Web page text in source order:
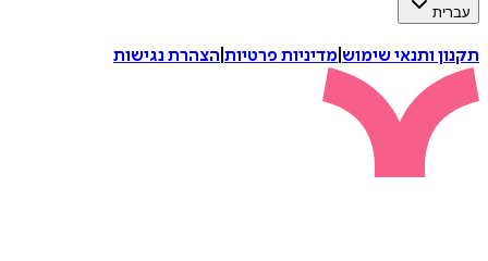
עברית
תקנון ותנאי שימוש מדיניות פרטיות הצהרת נגישות